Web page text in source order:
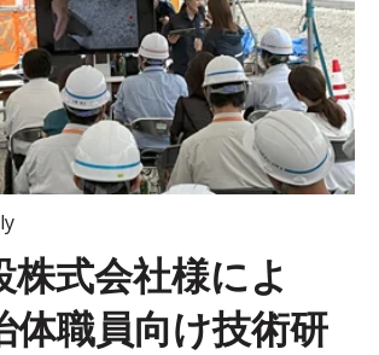
株式会社様によ
体職員向け技術研